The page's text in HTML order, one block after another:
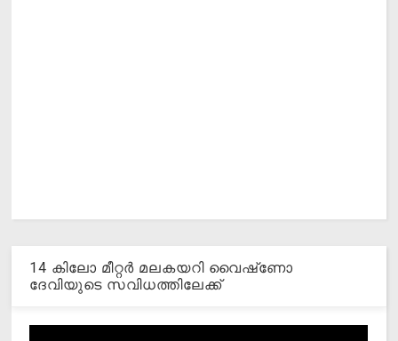
14 കിലോ മീറ്റര്‍ മലകയറി വൈഷ്‌ണോ
ദേവിയുടെ സവിധത്തിലേക്ക്